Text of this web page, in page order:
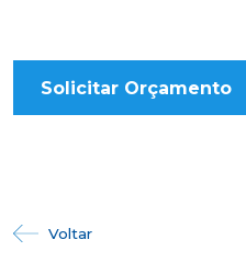
Solicitar Orçamento
Voltar